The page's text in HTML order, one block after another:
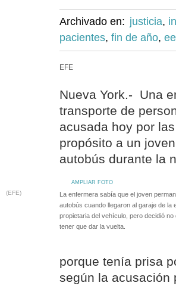
Archivado en: justicia,
pacientes, fin de año,
EFE
Nueva York.- Una
transporte de
acusada hoy por
propósito a un
autobús durante la
AMPLIAR FOTO
(EFE)
La enfermera sabía que el joven
autobús cuando llegaron al garaje de la
propietaria del vehículo, pero decidió
tener que dar la vuelta.
porque tenía prisa
según la acusación